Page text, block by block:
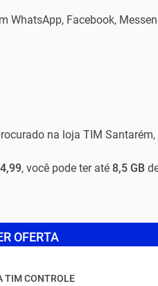
WhatsApp, Facebook,
na loja TIM
, você pode ter até 8,5 GB
OFERTA
TIM CONTROLE